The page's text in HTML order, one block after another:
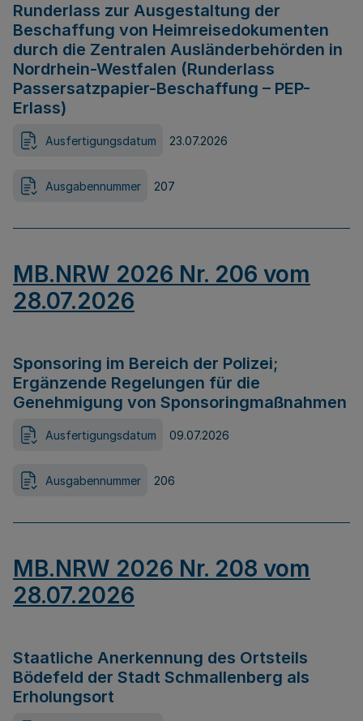
Runderlass zur Ausgestaltung der
Beschaffung von Heimreisedokumenten
durch die Zentralen Ausländerbehörden in
Nordrhein-Westfalen (Runderlass
Passersatzpapier-Beschaffung – PEP-
Erlass)
Ausfertigungsdatum 23.07.2026
Ausgabennummer 207
MB.NRW 2026 Nr. 206 vom
28.07.2026
Sponsoring im Bereich der Polizei;
Ergänzende Regelungen für die
Genehmigung von Sponsoringmaßnahmen
Ausfertigungsdatum 09.07.2026
Ausgabennummer 206
MB.NRW 2026 Nr. 208 vom
28.07.2026
Staatliche Anerkennung des Ortsteils
Bödefeld der Stadt Schmallenberg als
Erholungsort